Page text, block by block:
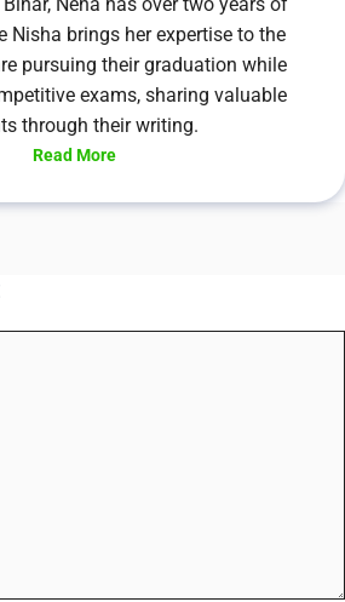
Nisha brings her expertise to the
pursuing their graduation while
exams, sharing valuable
through their writing.
Read More